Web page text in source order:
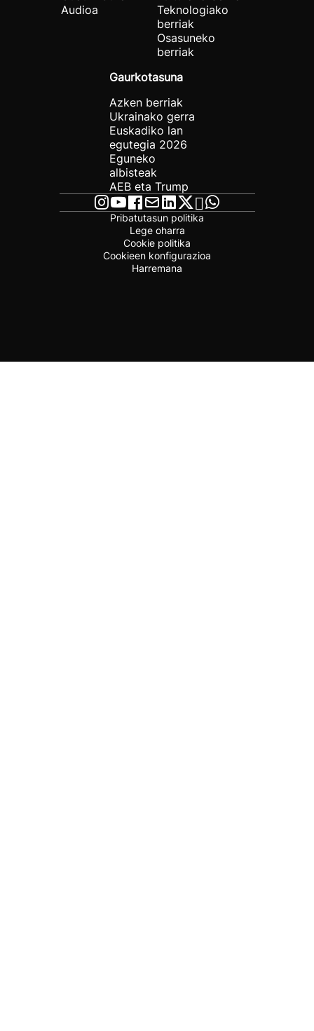
Audioa
Teknologiako
berriak
Osasuneko
berriak
Gaurkotasuna
Azken berriak
Ukrainako gerra
Euskadiko lan
egutegia 2026
Eguneko
albisteak
AEB eta Trump
Pribatutasun politika
Lege oharra
Cookie politika
Cookieen konfigurazioa
Harremana